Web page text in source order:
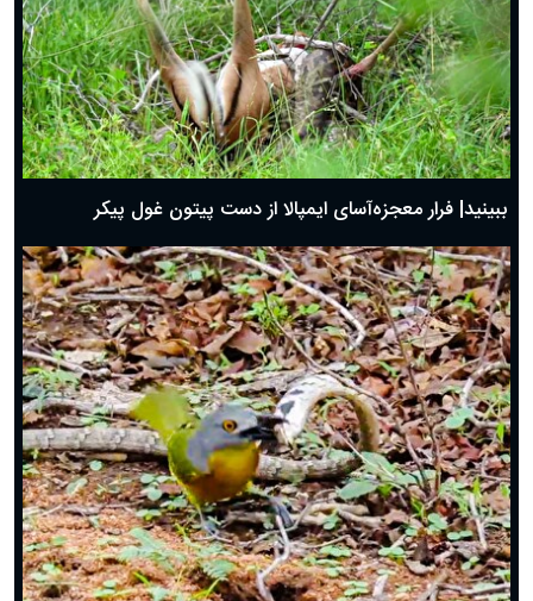
ببینید| فرار معجزه‌آسای ایمپالا از دست پیتون غول پیکر